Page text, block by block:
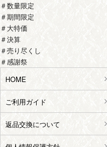
＃数量限定
＃期間限定
＃大特価
＃決算
＃売り尽くし
＃感謝祭
HOME
ご利用ガイド
返品交換について